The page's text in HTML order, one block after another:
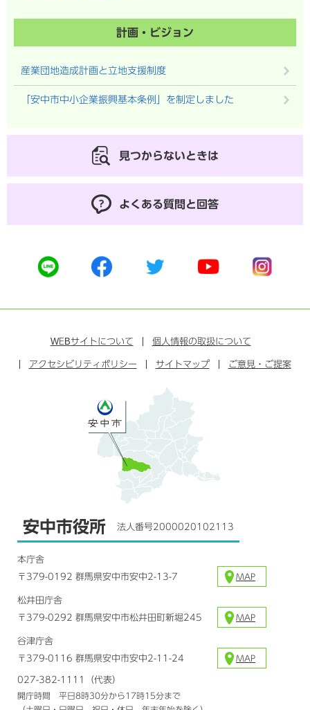
計画・ビジョン
産業団地造成計画と立地支援制度
「安中市中小企業振興基本条例」を制定しました
見つからないときは
よくある質問と回答
公
式
イ
公
式
ェ
ス
ッ
公
式
イ
タ
公
ー
ュ
ブ
公
式
ン
ラ
WEBサイトについて 個人情報の取扱について
アクセシビリティポリシー サイトマップ ご意見・ご提案
安中市役所 法人番号2000020102113
本庁舎
〒379-0192 群馬県安中市安中2-13-7
MAP
松井田庁舎
〒379-0292 群馬県安中市松井田町新堀245
MAP
谷津庁舎
〒379-0116 群馬県安中市安中2-11-24
MAP
027-382-1111（代表）
開庁時間 平日8時30分から17時15分まで